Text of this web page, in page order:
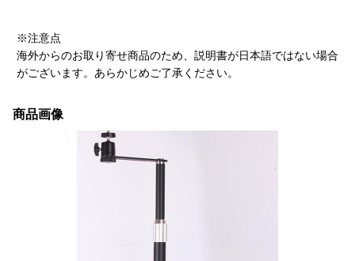
※注意点
海外からのお取り寄せ商品のため、説明書が日本語ではない場合
がございます。あらかじめご了承ください。
商品画像